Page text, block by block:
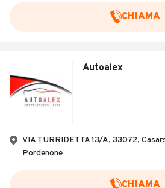
CHIAMA
Autoalex
VIA TURRIDETTA 13/A, 33072,
Pordenone
CHIAMA